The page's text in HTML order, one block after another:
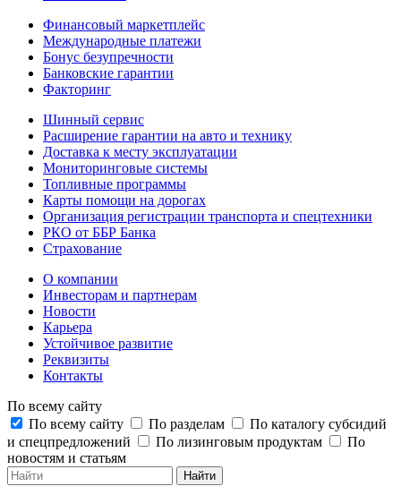
Финансовый маркетплейс
Международные платежи
Бонус безупречности
Банковские гарантии
Факторинг
Шинный сервис
Расширение гарантии на авто и технику
Доставка к месту эксплуатации
Мониторинговые системы
Топливные программы
Карты помощи на дорогах
Организация регистрации транспорта и спецтехники
РКО от ББР Банка
Страхование
О компании
Инвесторам и партнерам
Новости
Карьера
Устойчивое развитие
Реквизиты
Контакты
По всему сайту
По всему сайту
По разделам
По каталогу субсидий
и спецпредложений
По лизинговым продуктам
По
новостям и статьям
Найти